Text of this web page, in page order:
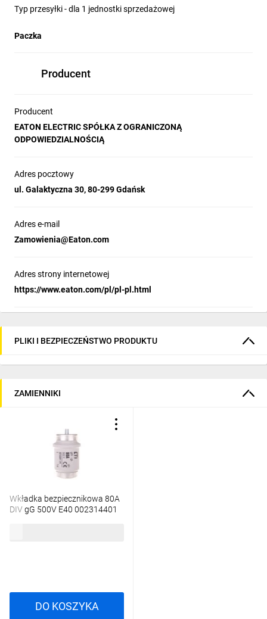
Typ przesyłki - dla 1 jednostki sprzedażowej
Paczka
Producent
Producent
EATON ELECTRIC SPÓŁKA Z OGRANICZONĄ
ODPOWIEDZIALNOŚCIĄ
Adres pocztowy
ul. Galaktyczna 30, 80-299 Gdańsk
Adres e-mail
Zamowienia@Eaton.com
Adres strony internetowej
https://www.eaton.com/pl/pl-pl.html
PLIKI I BEZPIECZEŃSTWO PRODUKTU
ZAMIENNIKI
Wkładka bezpiecznikowa 80A
DIV gG 500V E40 002314401
DO KOSZYKA